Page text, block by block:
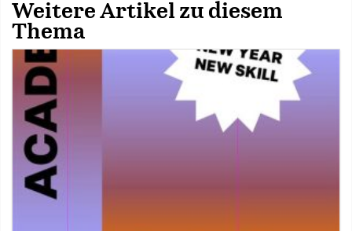
Weitere Artikel zu diesem
Thema